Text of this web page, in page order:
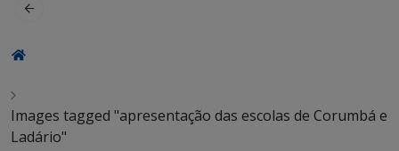
Images tagged "apresentação das escolas de Corumbá e
Ladário"